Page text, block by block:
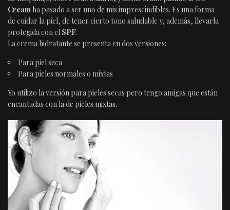
Cream ha pasado a ser uno de mis imprescindibles. Es una forma
de cuidar la piel, de tener cierto tono saludable y, además, llevarla
protegida con el SPF.
La crema hidratante se presenta en dos versiones:
Para piel seca
Para pieles normales o mixtas
Yo utilizo la versión para pieles secas pero tengo amigas que están
encantadas con la de pieles mixtas.